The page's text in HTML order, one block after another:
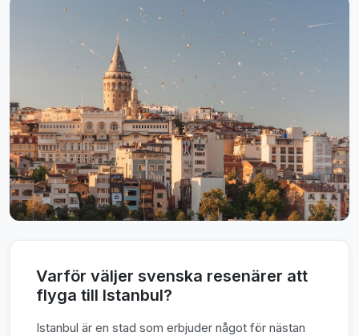
Varför väljer svenska resenärer att
flyga till Istanbul?
Istanbul är en stad som erbjuder något för nästan